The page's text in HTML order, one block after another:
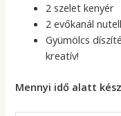
2 szelet kenyér
2 evőkanál
Gyümölcs
kreatív!
Mennyi idő alatt